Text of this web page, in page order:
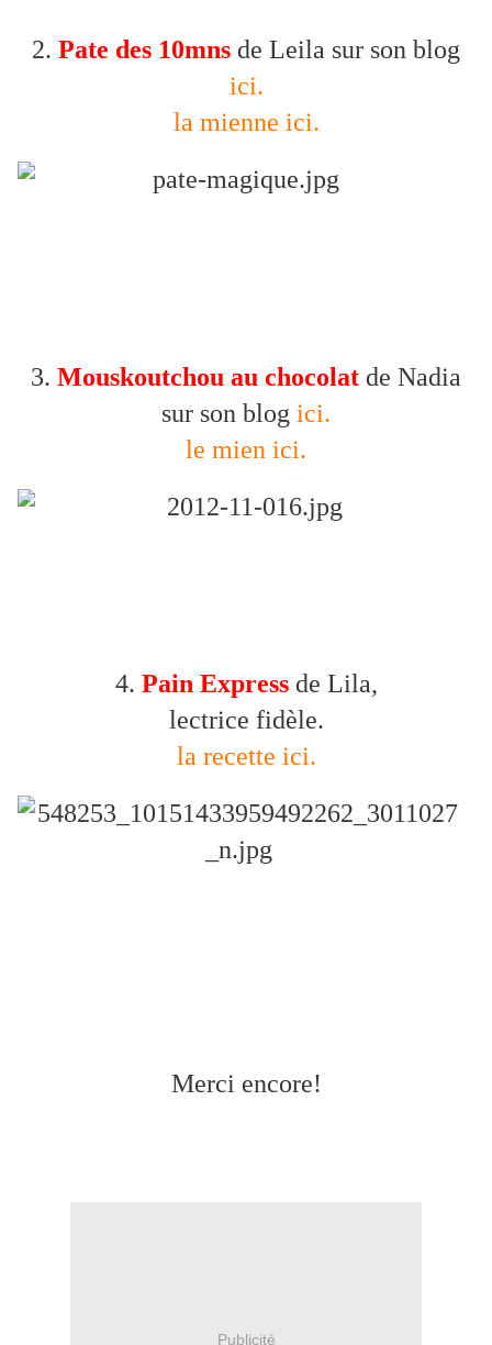
2. Pate des 10mns de Leila sur son blog
ici.
la mienne ici.
3. Mouskoutchou au chocolat de Nadia
sur son blog ici.
le mien ici.
4. Pain Expressde Lila,
lectrice fidèle.
la recette ici.
Merci encore!
Publicité